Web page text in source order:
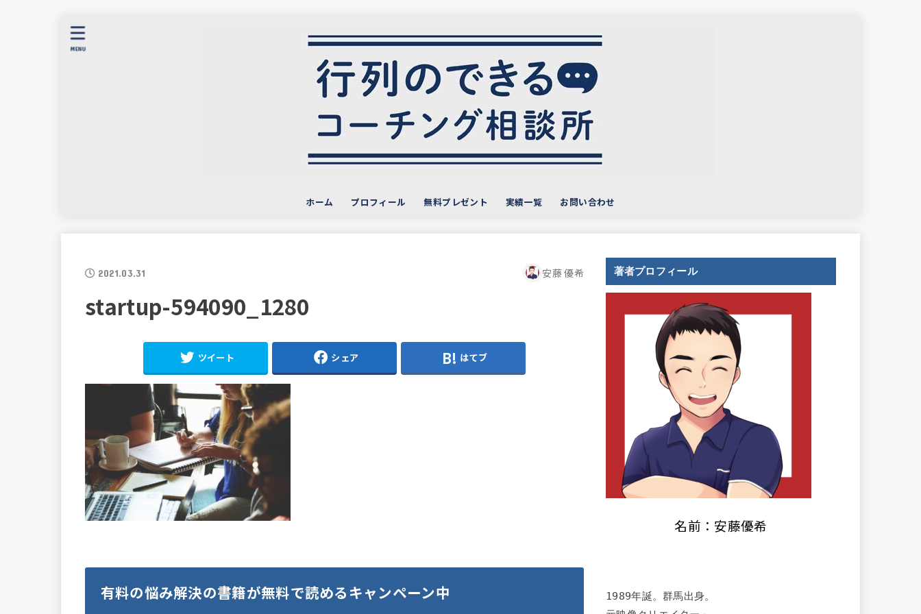
ホーム プロフィール 無料プレゼント 実績一覧 お問い合わせ
MENU
2021.03.31 安藤 優希
startup-594090_1280
ツイート シェア はてブ
有料の悩み解決の書籍が無料で読めるキャンペーン中
著者プロフィール
名前：安藤優希
1989年誕。群馬出身。